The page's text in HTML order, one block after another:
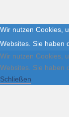
Wir nutzen Cookies,
Websites. Sie haben
Wir nutzen Cookies,
Websites. Sie haben
Schließen